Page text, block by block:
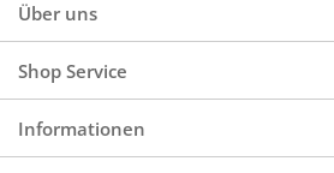
Über uns
Shop Service
Informationen